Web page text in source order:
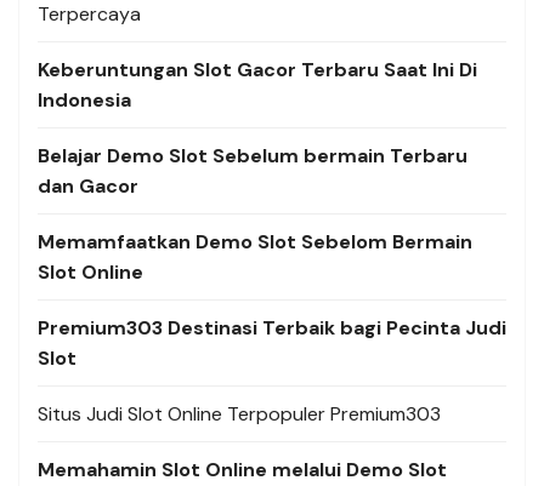
Terpercaya
Keberuntungan Slot Gacor Terbaru Saat Ini Di
Indonesia
Belajar Demo Slot Sebelum bermain Terbaru
dan Gacor
Memamfaatkan Demo Slot Sebelom Bermain
Slot Online
Premium303 Destinasi Terbaik bagi Pecinta Judi
Slot
Situs Judi Slot Online Terpopuler Premium303
Memahamin Slot Online melalui Demo Slot